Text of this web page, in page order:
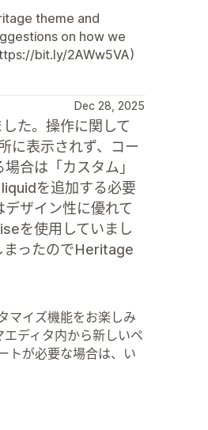
theme and
on how we
bit.ly/2AWw5VA)
Dec 28, 2025
た。操作に関して
に表示されず、コー
合は「カスタム」
を追加する必要
ザイン性に優れて
を使用していまし
まったのでHeritage
マイズ機能をお楽しみ
ディタ内から新しいペ
トが必要な場合は、い